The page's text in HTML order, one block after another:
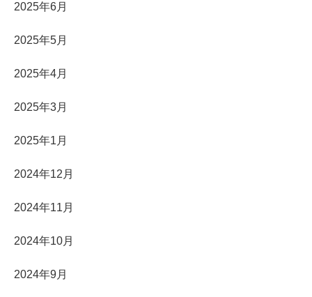
2025年6月
2025年5月
2025年4月
2025年3月
2025年1月
2024年12月
2024年11月
2024年10月
2024年9月